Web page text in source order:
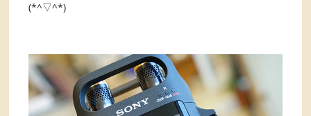
(*^▽^*)